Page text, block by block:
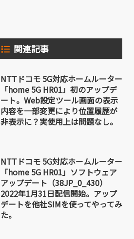
関連記事
NTTドコモ 5G対応ホームルーター
「home 5G HR01」初のアップデ
ート。Web設定ツール画面の表示
内容を一部変更により位置履歴が
非表示に？実使用上は問題なし。
NTTドコモ 5G対応ホームルーター
「home 5G HR01」ソフトウェア
アップデート（38JP_0_430）
2022年1月31日配信開始。アップ
デートを他社SIMを使ってやってみ
た。